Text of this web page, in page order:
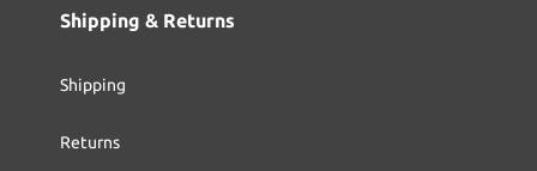
Shipping & Returns
Shipping
Returns